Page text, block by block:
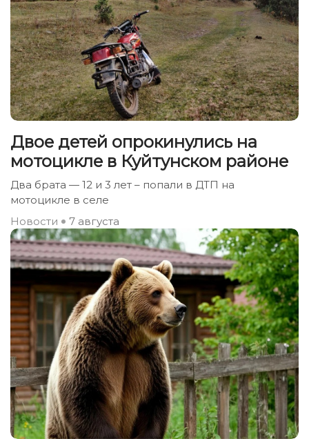
Двое детей опрокинулись на
мотоцикле в Куйтунском районе
Два брата — 12 и 3 лет – попали в ДТП на
мотоцикле в селе
Новости
7 августа